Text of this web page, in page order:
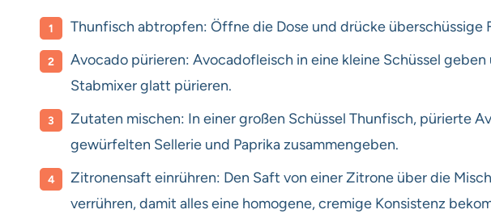
Thunfisch abtropfen: Öffne die Dose und drücke überschüssige
Avocado pürieren: Avocadofleisch in eine kleine Schüssel
Stabmixer glatt pürieren.
Zutaten mischen: In einer großen Schüssel Thunfisch, pürierte
gewürfelten Sellerie und Paprika zusammengeben.
Zitronensaft einrühren: Den Saft von einer Zitrone über die
verrühren, damit alles eine homogene, cremige Konsistenz